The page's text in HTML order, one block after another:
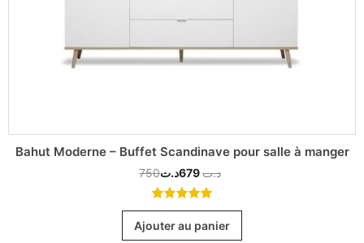
Bahut Moderne – Buffet Scandinave pour salle à manger
750 د.ت679د.ت
5.00out
of 5
Ajouter au panier